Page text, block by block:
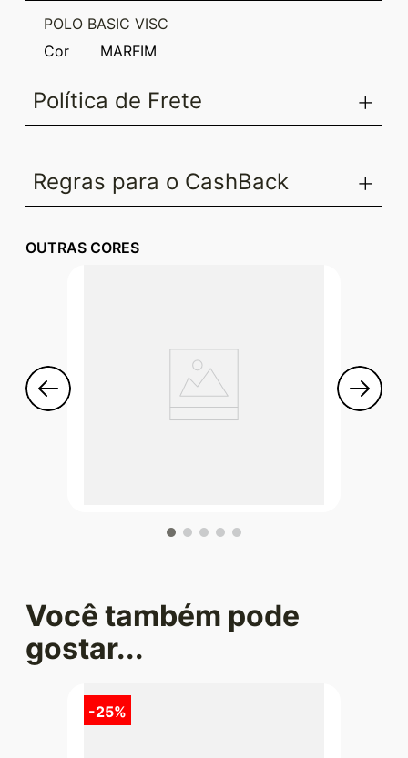
POLO BASIC VISC
Cor
MARFIM
Política de Frete
Regras para o CashBack
OUTRAS CORES
Você também pode
gostar...
-25%